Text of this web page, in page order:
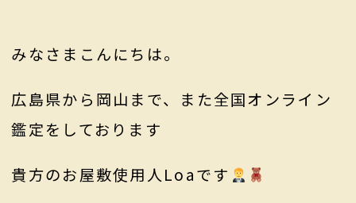
みなさまこんにちは。
広島県から岡山まで、また全国オンライン
鑑定をしております
貴方のお屋敷使用人Loaです